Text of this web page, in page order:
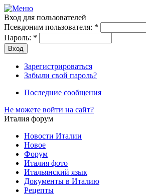
Вход для пользователей
Псевдоним пользователя: *
Пароль: *
Зарегистрироваться
Забыли свой пароль?
Последние сообщения
Не можете войти на сайт?
Италия форум
Новости Италии
Новое
Форум
Италия фото
Итальянский язык
Документы в Италию
Рецепты